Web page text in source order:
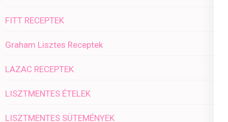
FITT RECEPTEK
Graham Lisztes Receptek
LAZAC RECEPTEK
LISZTMENTES ÉTELEK
LISZTMENTES SÜTEMÉNYEK